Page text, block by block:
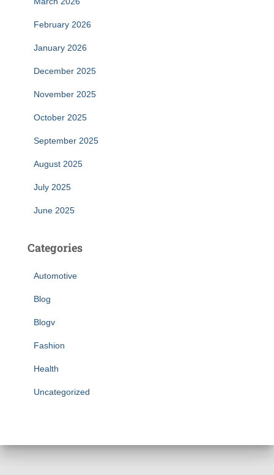
February 2026
January 2026
December 2025
November 2025
October 2025
September 2025
August 2025
July 2025
June 2025
Categories
Automotive
Blog
Blogv
Fashion
Health
Uncategorized